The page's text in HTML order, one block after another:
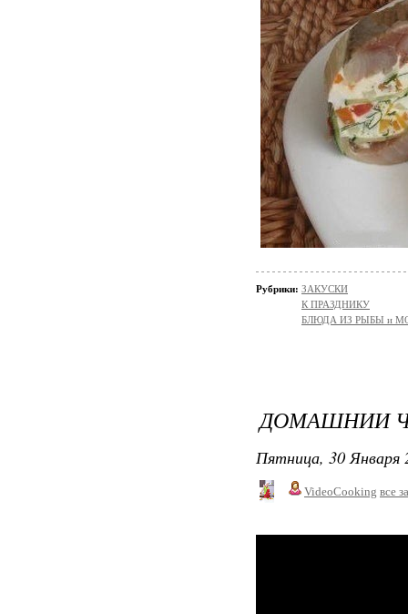
Рубрики: ЗАКУСКИ
К ПРАЗДНИКУ
БЛЮДА ИЗ РЫБЫ и
ДОМАШНИИ
Пятница, 30 Января
VideoCooking все